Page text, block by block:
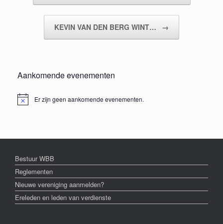
KEVIN VAN DEN BERG WINT… →
Aankomende evenementen
BerichtEr zijn geen aankomende evenementen.
Bestuur WBB
Reglementen
Nieuwe vereniging aanmelden?
Ereleden en leden van verdienste